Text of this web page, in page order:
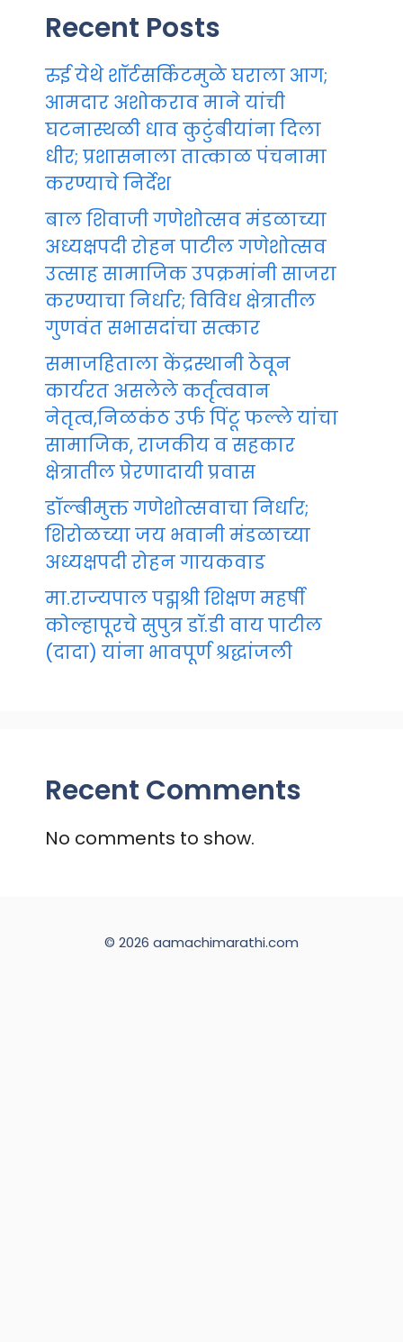
Recent Posts
रुई येथे शॉर्टसर्किटमुळे घराला आग;
आमदार अशोकराव माने यांची
घटनास्थळी धाव कुटुंबीयांना दिला
धीर; प्रशासनाला तात्काळ पंचनामा
करण्याचे निर्देश
बाल शिवाजी गणेशोत्सव मंडळाच्या
अध्यक्षपदी रोहन पाटील गणेशोत्सव
उत्साह सामाजिक उपक्रमांनी साजरा
करण्याचा निर्धार; विविध क्षेत्रातील
गुणवंत सभासदांचा सत्कार
समाजहिताला केंद्रस्थानी ठेवून
कार्यरत असलेले कर्तृत्ववान
नेतृत्व,निळकंठ उर्फ पिंटू फल्ले यांचा
सामाजिक, राजकीय व सहकार
क्षेत्रातील प्रेरणादायी प्रवास
डॉल्बीमुक्त गणेशोत्सवाचा निर्धार;
शिरोळच्या जय भवानी मंडळाच्या
अध्यक्षपदी रोहन गायकवाड
मा.राज्यपाल पद्मश्री शिक्षण महर्षी
कोल्हापूरचे सुपुत्र डॉ.डी वाय पाटील
(दादा) यांना भावपूर्ण श्रद्धांजली
Recent Comments
No comments to show.
© 2026 aamachimarathi.com